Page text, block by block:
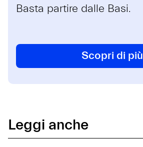
Basta partire dalle Basi.
Scopri di più
Leggi anche